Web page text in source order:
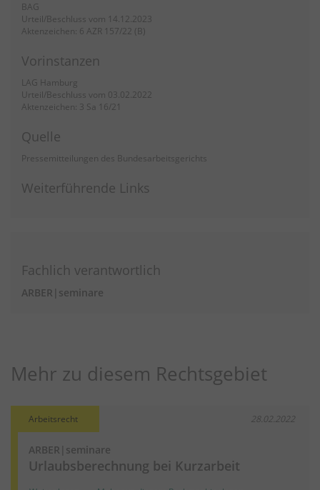
BAG
Urteil/Beschluss vom 14.12.2023
Aktenzeichen: 6 AZR 157/22 (B)
Vorinstanzen
LAG Hamburg
Urteil/Beschluss vom 03.02.2022
Aktenzeichen: 3 Sa 16/21
Quelle
Pressemitteilungen des Bundesarbeitsgerichts
Weiterführende Links
Fachlich verantwortlich
ARBER|seminare
Mehr zu diesem Rechtsgebiet
Arbeitsrecht 28.02.2022
ARBER|seminare
Urlaubsberechnung bei Kurzarbeit